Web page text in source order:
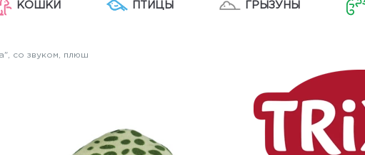
КОШКИ ПТИЦЫ ГРЫЗУНЫ
со звуком, плюш